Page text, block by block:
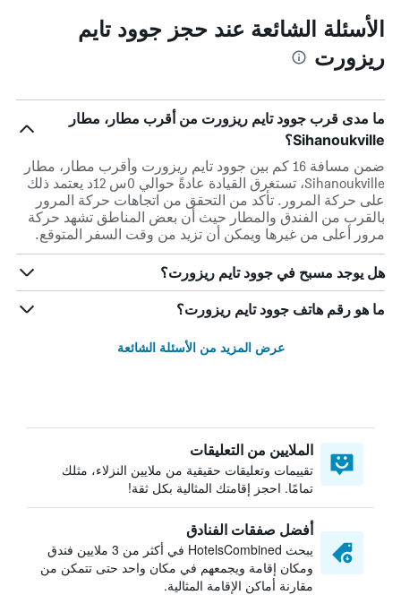
الأسئلة الشائعة عند حجز جوود تايم
ريزورت
ما مدى قرب جوود تايم ريزورت من أقرب مطار، مطار
Sihanoukville؟
ضمن مسافة 16 كم بين جوود تايم ريزورت وأقرب مطار، مطار
Sihanoukville، تستغرق القيادة عادةً حوالي 0س 12د يعتمد ذلك
على حركة المرور. تأكد من التحقق من اتجاهات حركة المرور
بالقرب من الفندق والمطار حيث أن بعض المناطق تشهد حركة
مرور أعلى من غيرها ويمكن أن تزيد من وقت السفر المتوقع.
هل يوجد مسبح في جوود تايم ريزورت؟
ما هو رقم هاتف جوود تايم ريزورت؟
عرض المزيد من الأسئلة الشائعة
الملايين من التعليقات
تقييمات وتعليقات حقيقية من ملايين النزلاء، مثلك
تمامًا. احجز إقامتك المثالية بكل ثقة!
أفضل صفقات الفنادق
يبحث HotelsCombined في أكثر من 3 ملايين فندق
ومكان إقامة ويجمعهم في مكان واحد حتى تتمكن من
مقارنة أماكن الإقامة المثالية.